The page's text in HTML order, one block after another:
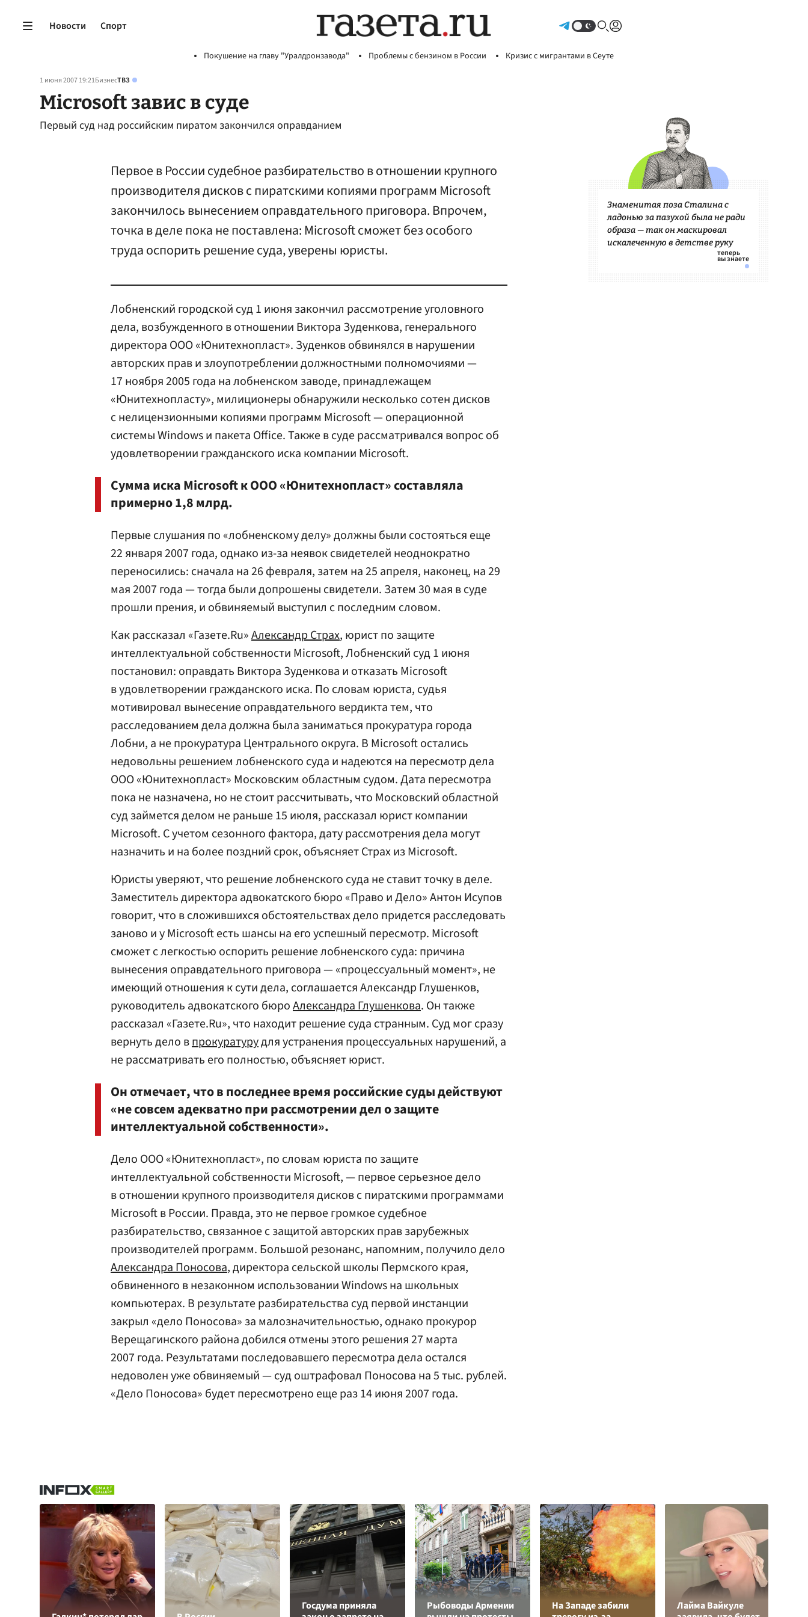
Новости Спорт
Покушение на главу "Уралдронзавода" Проблемы с бензином в России Кризис с мигрантами в Сеуте
1 июня 2007 19:21БизнесТВЗ
Microsoft завис в суде
Первый суд над российским пиратом закончился оправданием
Первое в России судебное разбирательство в отношении крупного
производителя дисков с пиратскими копиями программ Microsoft
закончилось вынесением оправдательного приговора. Впрочем,
точка в деле пока не поставлена: Microsoft сможет без особого
труда оспорить решение суда, уверены юристы.
Лобненский городской суд 1 июня закончил рассмотрение уголовного
дела, возбужденного в отношении Виктора Зуденкова, генерального
директора ООО «Юнитехнопласт». Зуденков обвинялся в нарушении
авторских прав и злоупотреблении должностными полномочиями —
17 ноября 2005 года на лобненском заводе, принадлежащем
«Юнитехнопласту», милиционеры обнаружили несколько сотен дисков
с нелицензионными копиями программ Microsoft — операционной
системы Windows и пакета Office. Также в суде рассматривался вопрос об
удовлетворении гражданского иска компании Microsoft.
Сумма иска Microsoft к ООО «Юнитехнопласт» составляла
примерно 1,8 млрд.
Первые слушания по «лобненскому делу» должны были состояться еще
22 января 2007 года, однако из-за неявок свидетелей неоднократно
переносились: сначала на 26 февраля, затем на 25 апреля, наконец, на 29
мая 2007 года — тогда были допрошены свидетели. Затем 30 мая в суде
прошли прения, и обвиняемый выступил с последним словом.
Как рассказал «Газете.Ru»Александр Страх, юрист по защите
интеллектуальной собственности Microsoft, Лобненский суд 1 июня
постановил: оправдать Виктора Зуденкова и отказать Microsoft
в удовлетворении гражданского иска. По словам юриста, судья
мотивировал вынесение оправдательного вердикта тем, что
расследованием дела должна была заниматься прокуратура города
Лобни, а не прокуратура Центрального округа. В Microsoft остались
недовольны решением лобненского суда и надеются на пересмотр дела
ООО «Юнитехнопласт» Московским областным судом. Дата пересмотра
пока не назначена, но не стоит рассчитывать, что Московский областной
суд займется делом не раньше 15 июля, рассказал юрист компании
Microsoft. С учетом сезонного фактора, дату рассмотрения дела могут
назначить и на более поздний срок, объясняет Страх из Microsoft.
Юристы уверяют, что решение лобненского суда не ставит точку в деле.
Заместитель директора адвокатского бюро «Право и Дело» Антон Исупов
говорит, что в сложившихся обстоятельствах дело придется расследовать
заново и у Microsoft есть шансы на его успешный пересмотр. Microsoft
сможет с легкостью оспорить решение лобненского суда: причина
вынесения оправдательного приговора — «процессуальный момент», не
имеющий отношения к сути дела, соглашается Александр Глушенков,
руководитель адвокатского бюроАлександра Глушенкова. Он также
рассказал «Газете.Ru», что находит решение суда странным. Суд мог сразу
вернуть дело впрокуратурудля устранения процессуальных нарушений, а
не рассматривать его полностью, объясняет юрист.
Он отмечает, что в последнее время российские суды действуют
«не совсем адекватно при рассмотрении дел о защите
интеллектуальной собственности».
Дело ООО «Юнитехнопласт», по словам юриста по защите
интеллектуальной собственности Microsoft, — первое серьезное дело
в отношении крупного производителя дисков с пиратскими программами
Microsoft в России. Правда, это не первое громкое судебное
разбирательство, связанное с защитой авторских прав зарубежных
производителей программ. Большой резонанс, напомним, получило дело
Александра Поносова, директора сельской школы Пермского края,
обвиненного в незаконном использовании Windows на школьных
компьютерах. В результате разбирательства суд первой инстанции
закрыл «дело Поносова» за малозначительностью, однако прокурор
Верещагинского района добился отмены этого решения 27 марта
2007 года. Результатами последовавшего пересмотра дела остался
недоволен уже обвиняемый — суд оштрафовал Поносова на 5 тыс. рублей.
«Дело Поносова» будет пересмотрено еще раз 14 июня 2007 года.
Знаменитая поза Сталина с
ладонью за пазухой была не ради
образа — так он маскировал
искалеченную в детстве руку
Госдума приняла
Рыбоводы Армении
На Западе забили
Лайма Вайкуле